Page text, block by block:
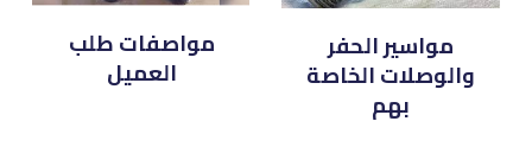
مواسير الحفر
والوصلات الخاصة
بهم
مواصفات طلب
العميل